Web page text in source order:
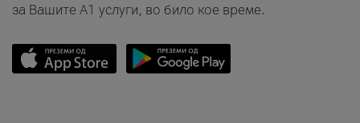
за Вашите A1 услуги, во било кое време.